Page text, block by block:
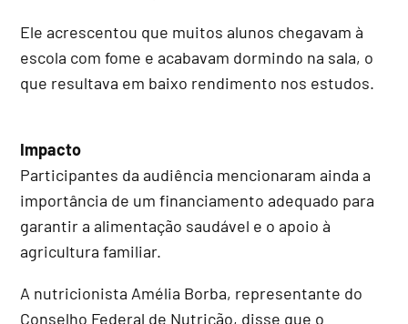
Ele acrescentou que muitos alunos chegavam à
escola com fome e acabavam dormindo na sala, o
que resultava em baixo rendimento nos estudos.
Impacto
Participantes da audiência mencionaram ainda a
importância de um financiamento adequado para
garantir a alimentação saudável e o apoio à
agricultura familiar.
A nutricionista Amélia Borba, representante do
Conselho Federal de Nutrição, disse que o